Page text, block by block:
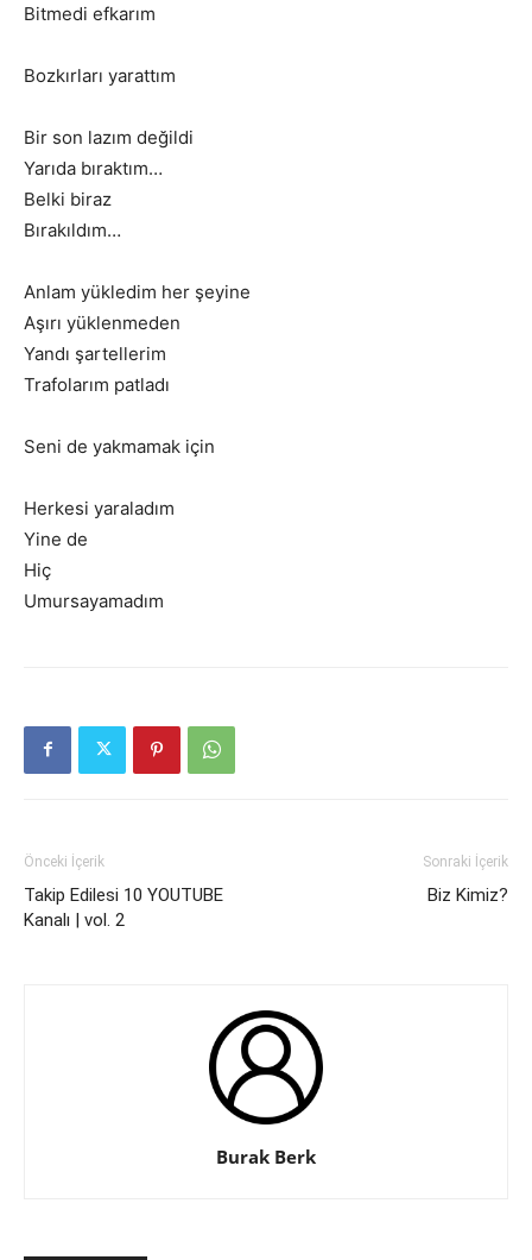
Bitmedi efkarım
Bozkırları yarattım
Bir son lazım değildi
Yarıda bıraktım…
Belki biraz
Bırakıldım…
Anlam yükledim her şeyine
Aşırı yüklenmeden
Yandı şartellerim
Trafolarım patladı
Seni de yakmamak için
Herkesi yaraladım
Yine de
Hiç
Umursayamadım
Önceki İçerik
Takip Edilesi 10 YOUTUBE
Kanalı | vol. 2
Sonraki İçerik
Biz Kimiz?
Burak Berk